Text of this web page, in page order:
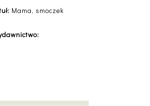
Mama, smoczek